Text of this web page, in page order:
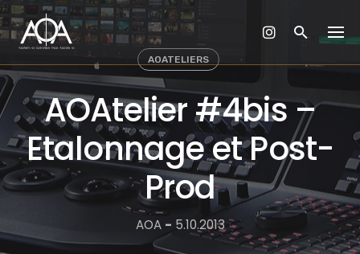
Skip
to
content
AOATELIERS
AOAtelier #4bis –
Etalonnage et Post-
Prod
AOA - 5.10.2013